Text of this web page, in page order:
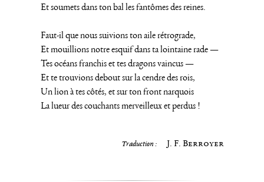
Et soumets dans ton bal les fantômes des reines.
Faut-il que nous suivions ton aile rétrograde,
Et mouillions notre esquif dans ta lointaine rade —
Tes océans franchis et tes dragons vaincus —
Et te trouvions debout sur la cendre des rois,
Un lion à tes côtés, et sur ton front narquois
La lueur des couchants merveilleux et perdus !
Traduction : J. F. Berroyer